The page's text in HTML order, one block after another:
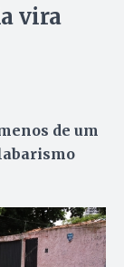
vira
de um